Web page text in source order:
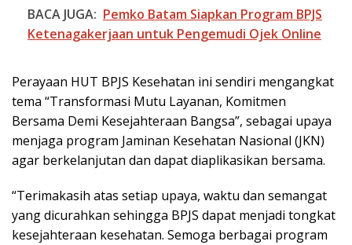
BACA JUGA: Pemko Batam Siapkan Program BPJS
Ketenagakerjaan untuk Pengemudi Ojek Online
Perayaan HUT BPJS Kesehatan ini sendiri mengangkat
tema “Transformasi Mutu Layanan, Komitmen
Bersama Demi Kesejahteraan Bangsa”, sebagai upaya
menjaga program Jaminan Kesehatan Nasional (JKN)
agar berkelanjutan dan dapat diaplikasikan bersama.
“Terimakasih atas setiap upaya, waktu dan semangat
yang dicurahkan sehingga BPJS dapat menjadi tongkat
kesejahteraan kesehatan. Semoga berbagai program